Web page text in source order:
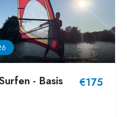
- Basis €175